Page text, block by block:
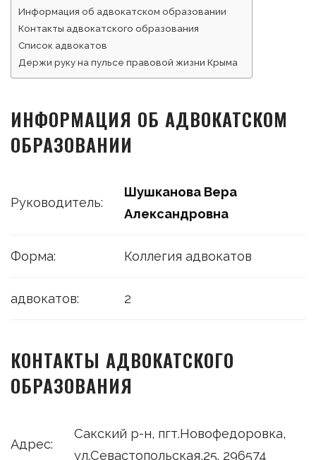
Информация об адвокатском образовании
Контакты адвокатского образования
Список адвокатов
Держи руку на пульсе правовой жизни Крыма
ИНФОРМАЦИЯ ОБ АДВОКАТСКОМ
ОБРАЗОВАНИИ
Руководитель:
Шушканова Вера
Александровна
Форма: Коллегия адвокатов
адвокатов: 2
КОНТАКТЫ АДВОКАТСКОГО
ОБРАЗОВАНИЯ
Адрес:
Сакский р-н, пгт.Новофедоровка,
ул.Севастопольская,25. 296574